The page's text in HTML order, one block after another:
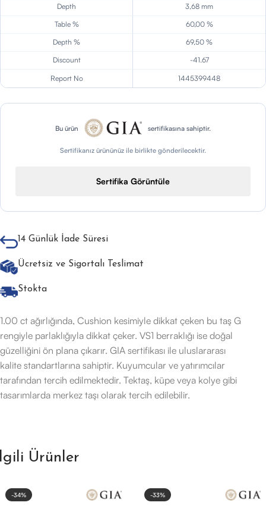
Depth
3,68 mm
Table %
60,00 %
Depth %
69,50 %
Discount
-41.67
Report No 1445399448
Bu ürün sertifikasına sahiptir.
Sertifikanız ürününüz ile birlikte gönderilecektir.
Sertifika Görüntüle
14 Günlük İade Süresi
Ücretsiz ve Sigortalı Teslimat
Stokta
1.00 ct ağırlığında, Cushion kesimiyle dikkat çeken bu taş G
rengiyle parlaklığıyla dikkat çeker. VS1 berraklığı ise doğal
güzelliğini ön plana çıkarır. GIA sertifikası ile uluslararası
kalite standartlarına sahiptir. Kuyumcular ve yatırımcılar
tarafından tercih edilmektedir. Tektaş, küpe veya kolye gibi
tasarımlarda merkez taşı olarak tercih edilebilir.
Ürünler
-34% -33%